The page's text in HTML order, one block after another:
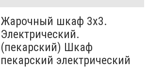
Жарочный шкаф 3х3.
Электрический.
(пекарский) Шкаф
пекарский электрический